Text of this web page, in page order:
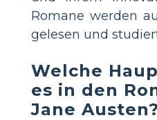
Romane werden
gelesen und
Welche
es in den
Jane Austen?